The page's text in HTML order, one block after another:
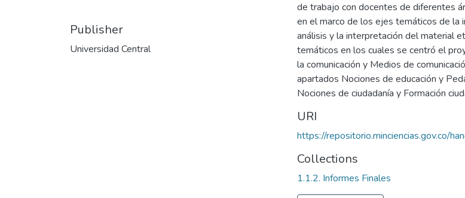
Publisher
Universidad Central
de trabajo con docentes de diferentes
en el marco de los ejes temáticos de la
análisis y la interpretación del material
temáticos en los cuales se centró el
la comunicación y Medios de
apartados Nociones de educación y
Nociones de ciudadanía y Formación
URI
https://repositorio.minciencias.gov.co/
Collections
1.1.2. Informes Finales